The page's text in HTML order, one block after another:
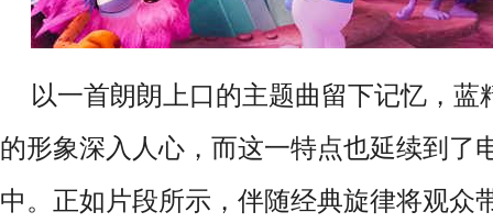
以一首朗朗上口的主题曲留下记忆，
的形象深入人心，而这一特点也延续到了
中。正如片段所示，伴随经典旋律将观众